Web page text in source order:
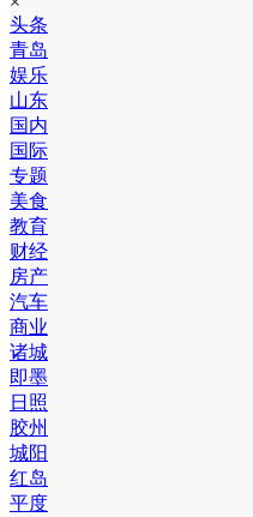
头条
青岛
娱乐
山东
国内
国际
专题
美食
教育
财经
房产
汽车
商业
诸城
即墨
日照
胶州
城阳
红岛
平度